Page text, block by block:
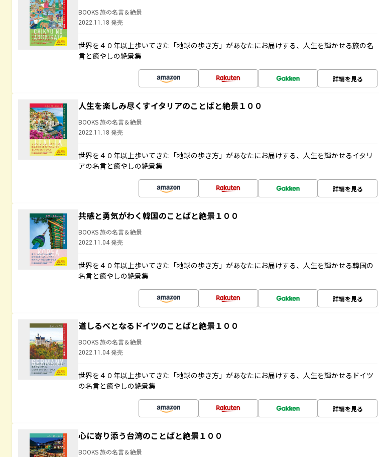
BOOKS 旅の名言＆絶景
2022.11.18 発売
世界を４０年以上歩いてきた「地球の歩き方」があなたにお届けする、人生を輝かせる旅の名
言と癒やしの絶景集
詳細を見る
人生を楽しみ尽くすイタリアのことばと絶景１００
BOOKS 旅の名言＆絶景
2022.11.18 発売
世界を４０年以上歩いてきた「地球の歩き方」があなたにお届けする、人生を輝かせるイタリ
アの名言と癒やしの絶景集
詳細を見る
共感と勇気がわく韓国のことばと絶景１００
BOOKS 旅の名言＆絶景
2022.11.04 発売
世界を４０年以上歩いてきた「地球の歩き方」があなたにお届けする、人生を輝かせる韓国の
名言と癒やしの絶景集
詳細を見る
道しるべとなるドイツのことばと絶景１００
BOOKS 旅の名言＆絶景
2022.11.04 発売
世界を４０年以上歩いてきた「地球の歩き方」があなたにお届けする、人生を輝かせるドイツ
の名言と癒やしの絶景集
詳細を見る
心に寄り添う台湾のことばと絶景１００
BOOKS 旅の名言＆絶景